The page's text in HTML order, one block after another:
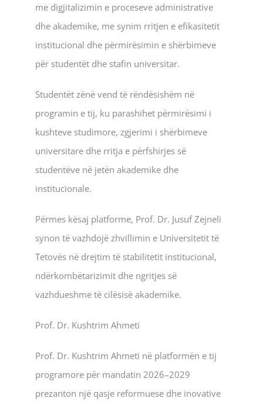
me digjitalizimin e proceseve administrative
dhe akademike, me synim rritjen e efikasitetit
institucional dhe përmirësimin e shërbimeve
për studentët dhe stafin universitar.
Studentët zënë vend të rëndësishëm në
programin e tij, ku parashihet përmirësimi i
kushteve studimore, zgjerimi i shërbimeve
universitare dhe rritja e përfshirjes së
studentëve në jetën akademike dhe
institucionale.
Përmes kësaj platforme, Prof. Dr. Jusuf Zejneli
synon të vazhdojë zhvillimin e Universitetit të
Tetovës në drejtim të stabilitetit institucional,
ndërkombëtarizimit dhe ngritjes së
vazhdueshme të cilësisë akademike.
Prof. Dr. Kushtrim Ahmeti
Prof. Dr. Kushtrim Ahmeti në platformën e tij
programore për mandatin 2026–2029
prezanton një qasje reformuese dhe inovative